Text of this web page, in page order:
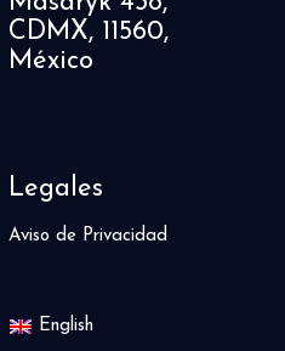
CDMX, 11560,
México
Legales
Aviso de Privacidad
English